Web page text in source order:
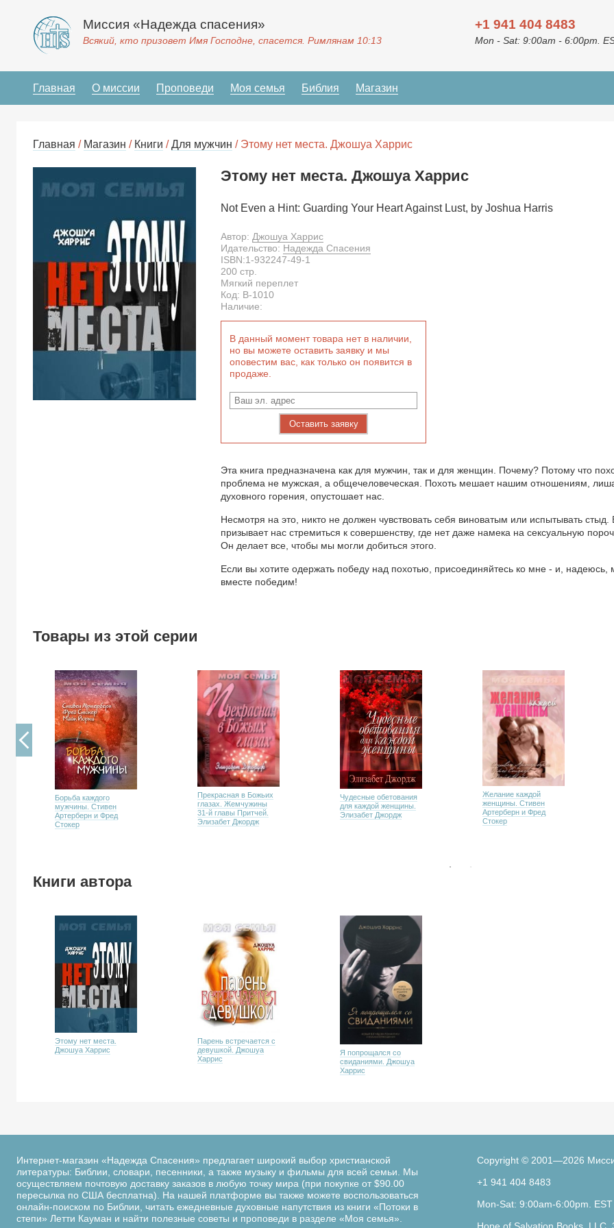
Миссия «Надежда спасения»
Всякий, кто призовет Имя Господне, спасется. Римлянам 10:13
+1 941 404 8483
Mon - Sat: 9:00am - 6:00pm.
Главная О миссии Проповеди Моя семья Библия Магазин
Главная / Магазин / Книги /Для мужчин / Этому нет места. Джошуа Харрис
Этому нет места. Джошуа Харрис
Not Even a Hint: Guarding Your Heart Against Lust, by Joshua Harris
Автор: Джошуа Харрис
Идательство: Надежда Спасения
ISBN:1-932247-49-1
200 стр.
Мягкий переплет
Код: B-1010
Наличие:
В данный момент товара нет в наличии,
но вы можете оставить заявку и мы
оповестим вас, как только он появится в
продаже.
Оставить заявку
Эта книга предназначена как для мужчин, так и для женщин. Почему? Потому что
проблема не мужская, а общечеловеческая. Похоть мешает нашим отношениям,
духовного горения, опустошает нас.
Несмотря на это, никто не должен чувствовать себя виноватым или испытывать стыд.
призывает нас стремиться к совершенству, где нет даже намека на сексуальную
Он делает все, чтобы мы могли добиться этого.
Если вы хотите одержать победу над похотью, присоединяйтесь ко мне - и, надеюсь,
вместе победим!
Товары из этой серии
Борьба каждого
мужчины. Стивен
Артерберн и Фред
Стокер
Прекрасная в Божьих
глазах. Жемчужины
31-й главы Притчей.
Элизабет Джордж
Чудесные обетования
для каждой женщины.
Элизабет Джордж
Желание каждой
женщины. Стивен
Артерберн и Фред
Стокер
Книги автора
Этому нет места.
Джошуа Харрис
Парень встречается с
девушкой. Джошуа
Харрис
Я попрощался со
свиданиями. Джошуа
Харрис
Интернет-магазин «Надежда Спасения» предлагает широкий выбор христианской
литературы: Библии, словари, песенники, а также музыку и фильмы для всей семьи. Мы
осуществляем почтовую доставку заказов в любую точку мира (при покупке от $90.00
пересылка по США бесплатна). На нашей платформе вы также можете воспользоваться
онлайн-поиском по Библии, читать ежедневные духовные напутствия из книги «Потоки в
степи» Летти Кауман и найти полезные советы и проповеди в разделе «Моя семья».
Copyright © 2001—2026
+1 941 404 8483
Mon-Sat: 9:00am-6:00pm. EST